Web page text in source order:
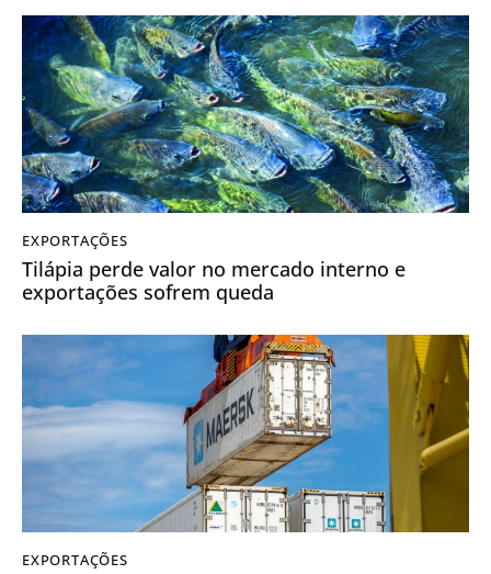
EXPORTAÇÕES
Tilápia perde valor no mercado interno e
exportações sofrem queda
EXPORTAÇÕES